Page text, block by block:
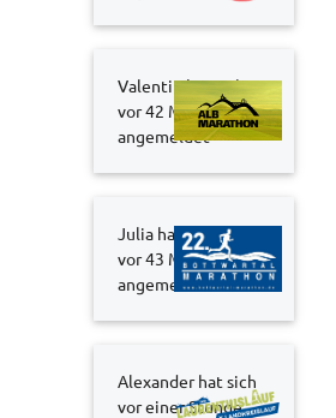
Valentin hat sich
vor 42 Minuten
angemeldet
Julia hat sich
vor 43 Minuten
angemeldet
Alexander hat sich
vor einer Stunde